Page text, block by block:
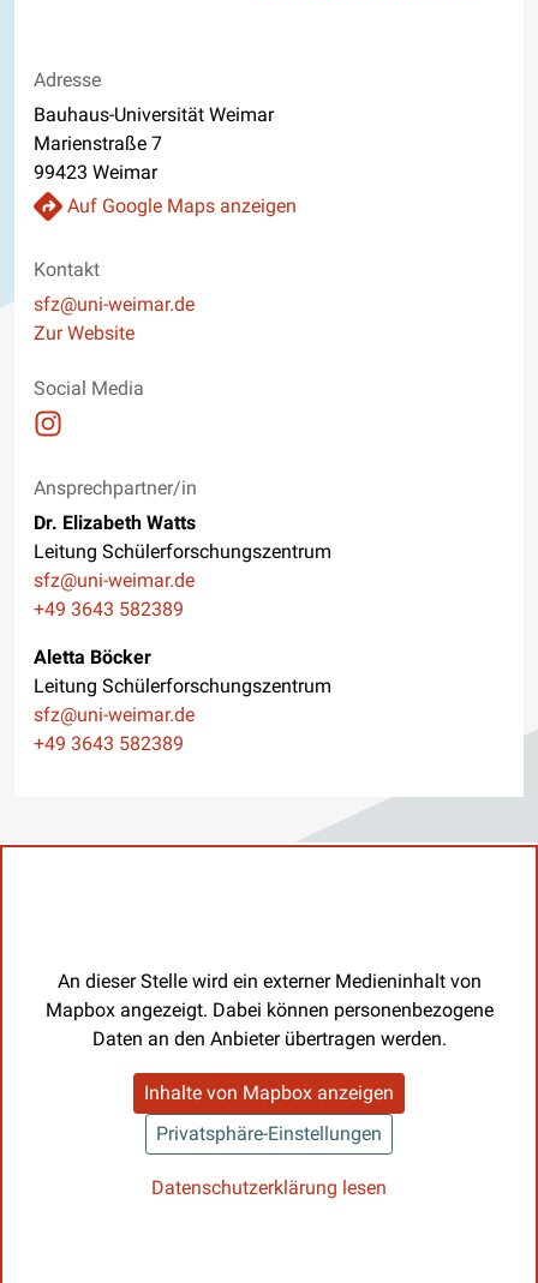
Adresse
Bauhaus-Universität Weimar
Marienstraße 7
99423 Weimar
Auf Google Maps anzeigen
Kontakt
E-Mail
sfz@uni-weimar.de
Website
Zur Website
Social Media
Auftritt auf Instagram ansehen
Ansprechpartner/in
Dr. Elizabeth Watts
Leitung Schülerforschungszentrum
E-Mail
sfz@uni-weimar.de
Telefon
+49 3643 582389
Aletta Böcker
Leitung Schülerforschungszentrum
E-Mail
sfz@uni-weimar.de
Telefon
+49 3643 582389
An dieser Stelle wird ein externer Medieninhalt von
Mapbox angezeigt. Dabei können personenbezogene
Daten an den Anbieter übertragen werden.
Inhalte von Mapbox anzeigen
Privatsphäre-Einstellungen
Datenschutzerklärung lesen